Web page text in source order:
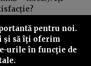
tot sufăr. Durerea
uiți de ea, dar ea e
pentru noi.
și să îţi oferim
urile în funcţie de